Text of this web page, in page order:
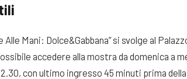
Alle Mani: Dolce&Gabbana” si svolge al
accedere alla mostra da domenica a
con ultimo ingresso 45 minuti prima